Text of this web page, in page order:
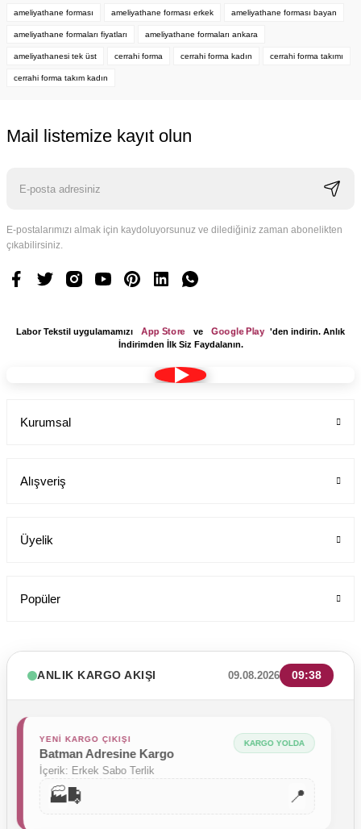
Logo Tasarım Ücreti 1 Adet
ameliyathane forması
ameliyathane forması erkek ameliyathane forması bayan
ameliyathane formaları fiyatları ameliyathane formaları ankara
ameliyathanesi tek üst cerrahi forma cerrahi forma kadın cerrahi forma takımı
cerrahi forma takım kadın
Mail listemize kayıt olun
E-postalarımızı almak için kaydoluyorsunuz ve dilediğiniz zaman abonelikten
çıkabilirsiniz.
Labor Tekstil uygulamamızı App Store ve Google Play
'den indirin. Anlık
İndirimden İlk Siz Faydalanın.
Kurumsal
Alışveriş
Üyelik
Popüler
ANLIK KARGO AKIŞI 09.08.2026 09:38
YENİ KARGO ÇIKIŞI
Batman Adresine Kargo
İçerik: Erkek Sabo Terlik
KARGO YOLDA
🏭🚚 📍